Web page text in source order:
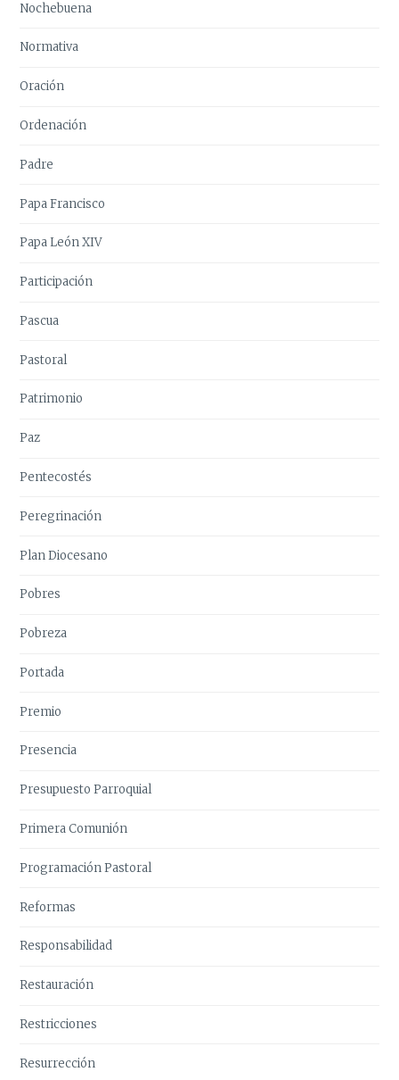
Nochebuena
Normativa
Oración
Ordenación
Padre
Papa Francisco
Papa León XIV
Participación
Pascua
Pastoral
Patrimonio
Paz
Pentecostés
Peregrinación
Plan Diocesano
Pobres
Pobreza
Portada
Premio
Presencia
Presupuesto Parroquial
Primera Comunión
Programación Pastoral
Reformas
Responsabilidad
Restauración
Restricciones
Resurrección